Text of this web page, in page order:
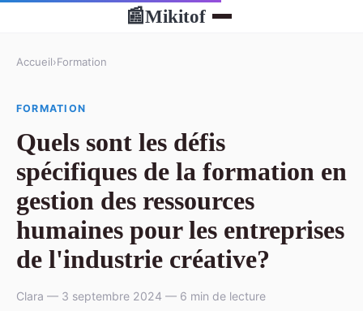
📰Mikitof
Accueil›Formation
FORMATION
Quels sont les défis
spécifiques de la formation en
gestion des ressources
humaines pour les entreprises
de l'industrie créative?
Clara — 3 septembre 2024 — 6 min de lecture